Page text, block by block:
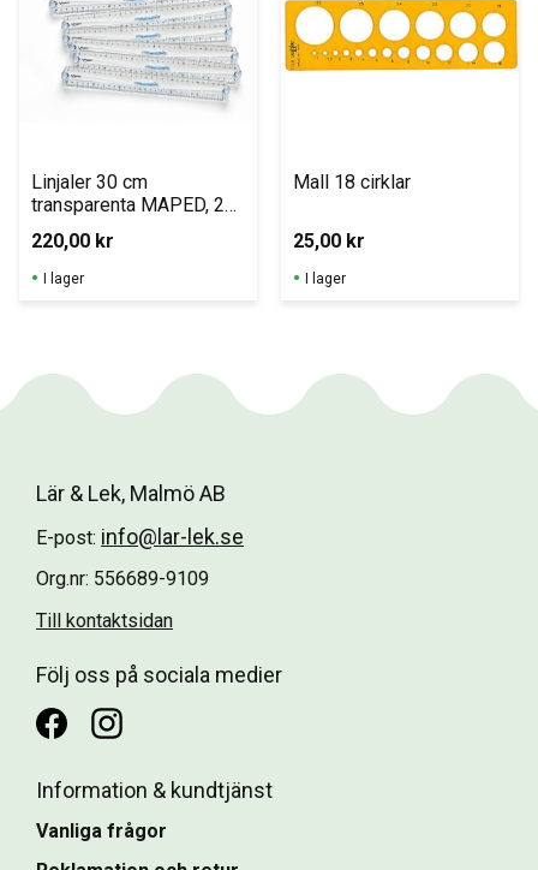
Linjaler 30 cm
transparenta MAPED, 20
st
220,00 kr
I lager
Mall 18 cirklar
25,00 kr
I lager
Lär & Lek, Malmö AB
E-post: info@lar-lek.se
Org.nr: 556689-9109
Till kontaktsidan
Följ oss på sociala medier
Information & kundtjänst
Vanliga frågor